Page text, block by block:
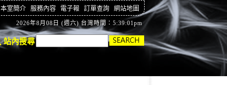
本室簡介 服務內容 電子報 訂單查詢 網站地圖
2026年8月08日 (週六) 台灣時間：5:39:02pm
站內搜尋